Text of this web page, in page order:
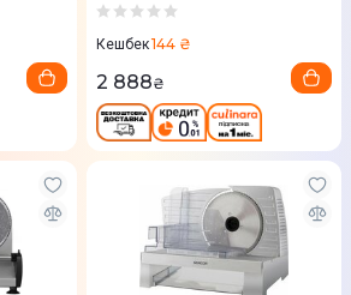
Кешбек144 ₴
2 888₴